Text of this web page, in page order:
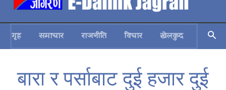
गृह समाचार राजनीति विचार खेलकुद स्वास्थ्य
बारा र पर्साबाट दुई हजार दुई